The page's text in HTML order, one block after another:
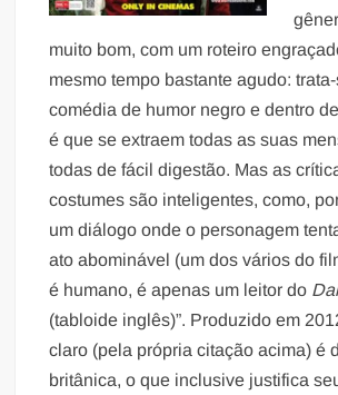
muito bom, com um roteiro
mesmo tempo bastante agudo:
comédia de humor negro e dentro
é que se extraem todas as suas
todas de fácil digestão. Mas as
costumes são inteligentes, como,
um diálogo onde o personagem
ato abominável (um dos vários do
é humano, é apenas um leitor do
(tabloide inglês)”. Produzido em
claro (pela própria citação acima) é
britânica, o que inclusive justifica